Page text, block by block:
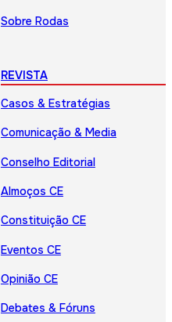
Sobre Rodas
REVISTA
Casos & Estratégias
Comunicação & Media
Conselho Editorial
Almoços CE
Constituição CE
Eventos CE
Opinião CE
Debates & Fóruns